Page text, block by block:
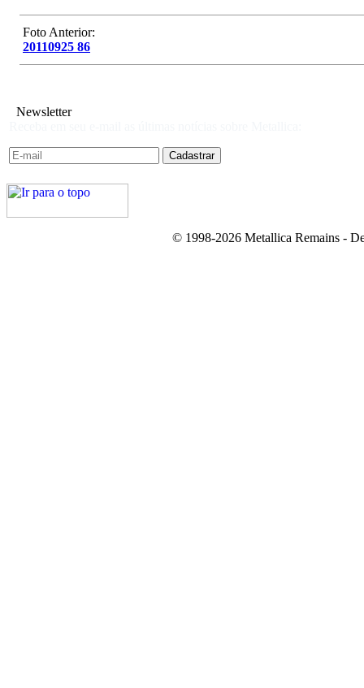
Foto Anterior:
20110925 86
Newsletter
© 1998-2026 Metallica Remains -